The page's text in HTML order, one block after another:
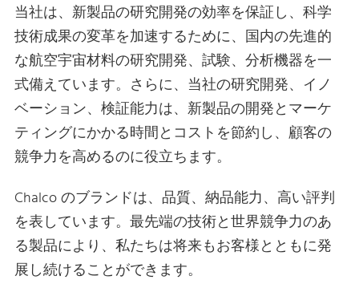
当社は、新製品の研究開発の効率を保証し、科学
技術成果の変革を加速するために、国内の先進的
な航空宇宙材料の研究開発、試験、分析機器を一
式備えています。さらに、当社の研究開発、イノ
ベーション、検証能力は、新製品の開発とマーケ
ティングにかかる時間とコストを節約し、顧客の
競争力を高めるのに役立ちます。
Chalco のブランドは、品質、納品能力、高い評判
を表しています。最先端の技術と世界競争力のあ
る製品により、私たちは将来もお客様とともに発
展し続けることができます。